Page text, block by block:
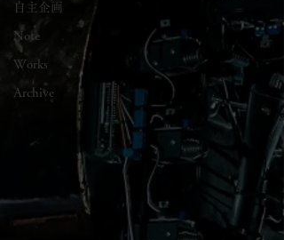
自主企画
Note
Works
Archive